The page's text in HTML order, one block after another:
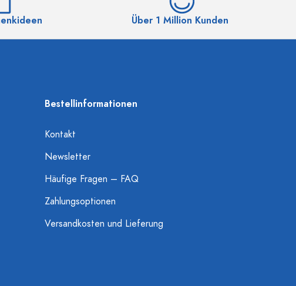
Über 1 Million Kunden
Bestellinformationen
Kontakt
Newsletter
Häufige Fragen – FAQ
Zahlungsoptionen
Versandkosten und Lieferung